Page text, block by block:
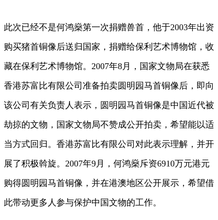
此次已经不是何鸿燊第一次捐赠兽首，他于2003年出资
购买猪首铜像后送归国家，捐赠给保利艺术博物馆，收
藏在保利艺术博物馆。2007年8月，国家文物局在获悉
香港苏富比有限公司准备拍卖圆明园马首铜像后，即向
该公司有关负责人表示，圆明园马首铜像是中国近代被
劫掠的文物，国家文物局不赞成公开拍卖，希望能以适
当方式回归。香港苏富比有限公司对此表示理解，并开
展了积极斡旋。2007年9月，何鸿燊斥资6910万元港元
购得圆明园马首铜像，并在港澳地区公开展示，希望借
此带动更多人参与保护中国文物的工作。